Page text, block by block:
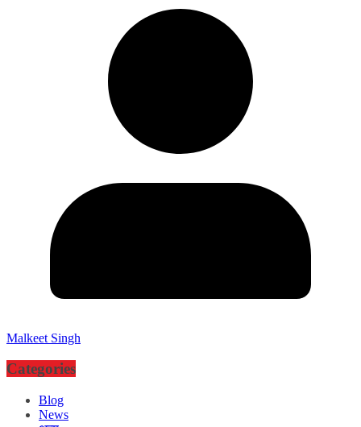
Malkeet Singh
Categories
Blog
News